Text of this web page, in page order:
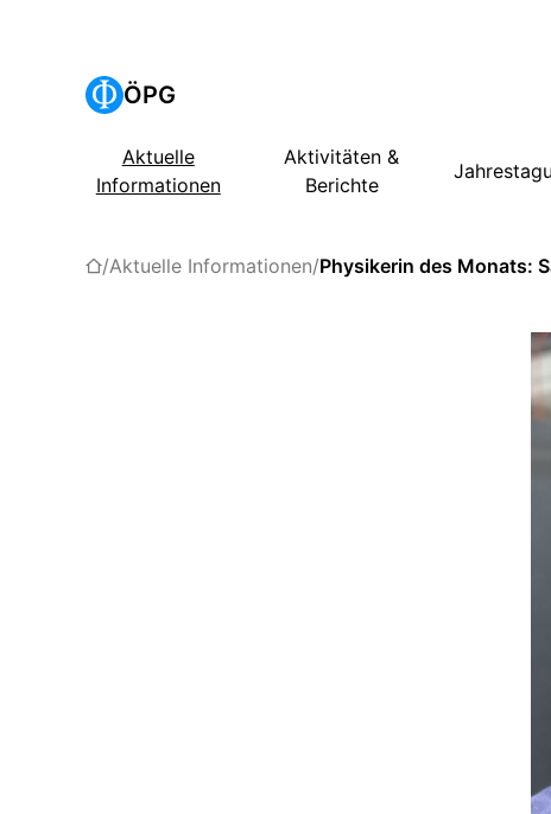
ÖPG
Aktuelle
Informationen
Aktivitäten &
Berichte
Aktuelle Informationen Physikerin des Monats: